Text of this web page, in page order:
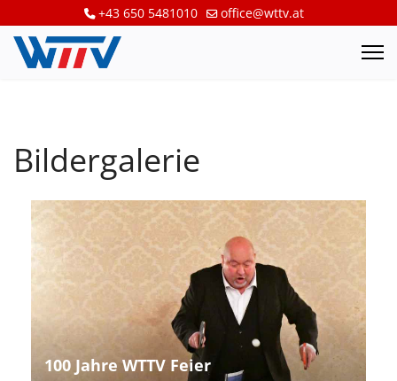
+43 650 5481010 office@wttv.at
Bildergalerie
100 Jahre WTTV Feier